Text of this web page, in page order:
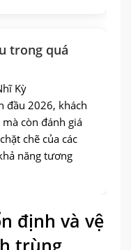
trong quá
Kỳ
đầu 2026, khách
còn đánh giá
chẽ của các
năng tương
định và vệ
trùng